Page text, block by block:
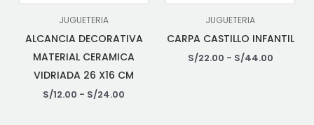
JUGUETERIA
ALCANCIA DECORATIVA
MATERIAL CERAMICA
VIDRIADA 26 X16 CM
S/12.00 - S/24.00
JUGUETERIA
CARPA CASTILLO INFANTIL
S/22.00 - S/44.00